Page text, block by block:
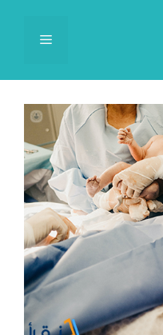
القائمة